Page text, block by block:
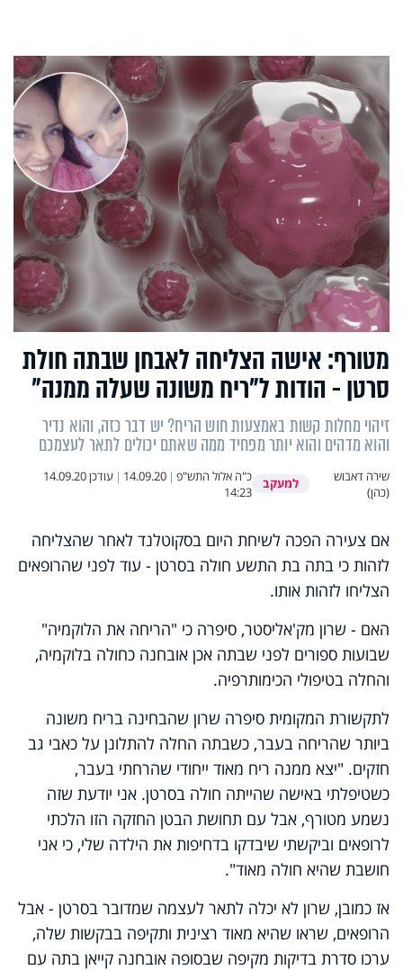
מטורף: אישה הצליחה לאבחן שבתה חולת
סרטן - הודות ל"ריח משונה שעלה ממנה"
זיהוי מחלות קשות באמצעות חוש הריח? יש דבר כזה, והוא נדיר
והוא מדהים והוא יותר מפחיד ממה שאתם יכולים לתאר לעצמכם
שירה דאבוש
(כהן)
למעקב כ"ה אלול התש"פ |
14.09.20
| עודכן14.09.20
14:23
אם צעירה הפכה לשיחת היום בסקוטלנד לאחר שהצליחה
לזהות כי בתה בת התשע חולה בסרטן - עוד לפני שהרופאים
הצליחו לזהות אותו.
האם - שרון מק'אליסטר, סיפרה כי "הריחה את הלוקמיה"
שבועות ספורים לפני שבתה אכן אובחנה כחולה בלוקמיה,
והחלה בטיפולי הכימותרפיה.
לתקשורת המקומית סיפרה שרון שהבחינה בריח משונה
ביותר שהריחה בעבר, כשבתה החלה להתלונן על כאבי גב
חזקים. "יצא ממנה ריח מאוד ייחודי שהרחתי בעבר,
כשטיפלתי באישה שהייתה חולה בסרטן. אני יודעת שזה
נשמע מטורף, אבל עם תחושת הבטן החזקה הזו הלכתי
לרופאים וביקשתי שיבדקו בדחיפות את הילדה שלי, כי אני
חושבת שהיא חולה מאוד".
אז כמובן, שרון לא יכלה לתאר לעצמה שמדובר בסרטן - אבל
הרופאים, שראו שהיא מאוד רצינית ותקיפה בבקשות שלה,
ערכו סדרת בדיקות מקיפה שבסופה אובחנה קייאן בתה עם